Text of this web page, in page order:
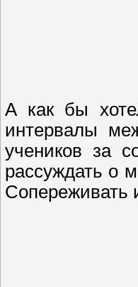
А как бы
интервалы
учеников за
рассуждать о
Сопереживать